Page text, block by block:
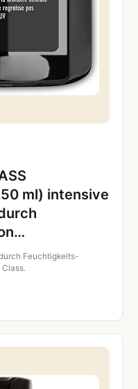
ml) intensive
Feuchtigkeits-
Class.